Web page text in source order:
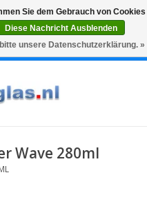
Graveren
0 Artikel - €0,00
Wave 280ml
Sie dem Gebrauch von Cookies
Diese Nachricht Ausblenden
unsere Datenschutzerklärung. »